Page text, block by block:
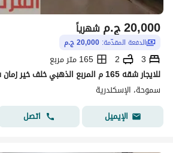
ج.م20,000 شهرياً
الدفعة المقدّمة: 20,000 ج.م
3
2
165 متر مربع
سموحة، الإسكندرية
الإيميل
اتصل